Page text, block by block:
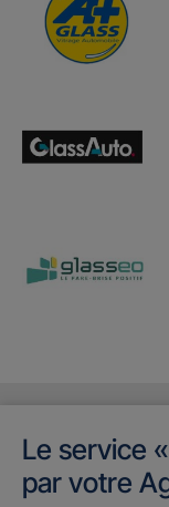
Le service
par votre